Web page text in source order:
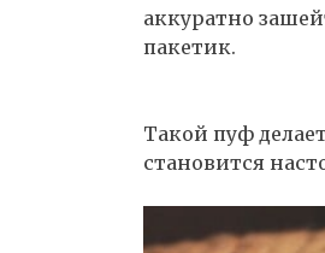
аккуратно
пакетик.
Такой пуф
становится